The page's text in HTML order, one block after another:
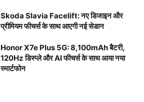
Skoda Slavia Facelift: नए डिजाइन और
प्रीमियम फीचर्स के साथ आएगी नई सेडान
Honor X7e Plus 5G: 8,100mAh बैटरी,
120Hz डिस्प्ले और AI फीचर्स के साथ आया नया
स्मार्टफोन